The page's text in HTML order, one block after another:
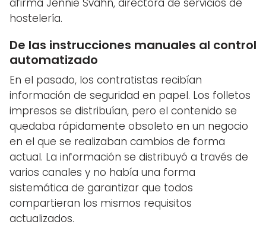
afirma Jennie Svahn, directora de servicios de
hostelería.
De las instrucciones manuales al control
automatizado
En el pasado, los contratistas recibían
información de seguridad en papel. Los folletos
impresos se distribuían, pero el contenido se
quedaba rápidamente obsoleto en un negocio
en el que se realizaban cambios de forma
actual. La información se distribuyó a través de
varios canales y no había una forma
sistemática de garantizar que todos
compartieran los mismos requisitos
actualizados.